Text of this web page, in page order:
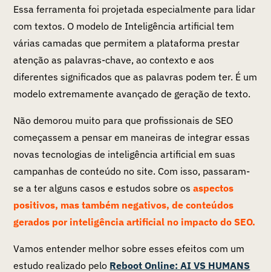
Essa ferramenta foi projetada especialmente para lidar
com textos. O modelo de Inteligência artificial tem
várias camadas que permitem a plataforma prestar
atenção as palavras-chave, ao contexto e aos
diferentes significados que as palavras podem ter. É um
modelo extremamente avançado de geração de texto.
Não demorou muito para que profissionais de SEO
começassem a pensar em maneiras de integrar essas
novas tecnologias de inteligência artificial em suas
campanhas de conteúdo no site. Com isso, passaram-
se a ter alguns casos e estudos sobre osaspectos
positivos, mas também negativos, de conteúdos
gerados por inteligência artificial no impacto do SEO.
Vamos entender melhor sobre esses efeitos com um
estudo realizado pelo Reboot Online: AI VS HUMANS